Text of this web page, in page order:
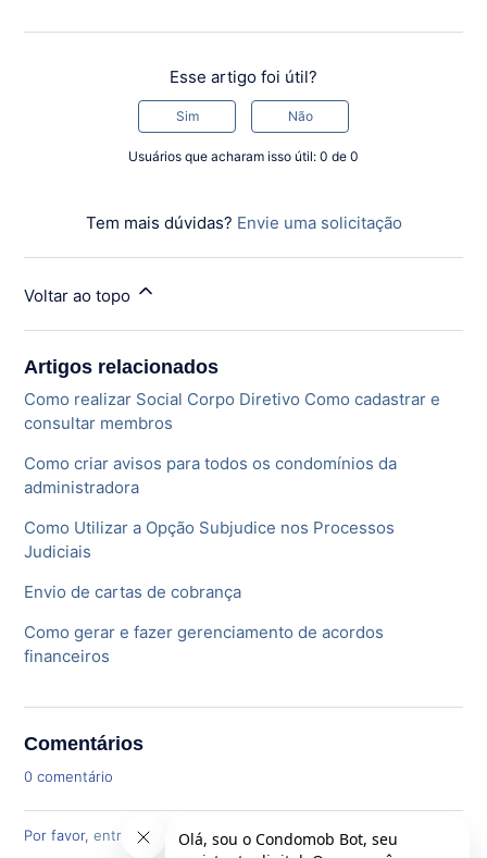
Esse artigo foi útil?
Sim Não
Usuários que acharam isso útil: 0 de 0
Tem mais dúvidas? Envie uma solicitação
Voltar ao topo
Artigos relacionados
Como realizar Social Corpo Diretivo Como cadastrar e
consultar membros
Como criar avisos para todos os condomínios da
administradora
Como Utilizar a Opção Subjudice nos Processos
Judiciais
Envio de cartas de cobrança
Como gerar e fazer gerenciamento de acordos
financeiros
Comentários
0 comentário
Por favor,entre para comentar.